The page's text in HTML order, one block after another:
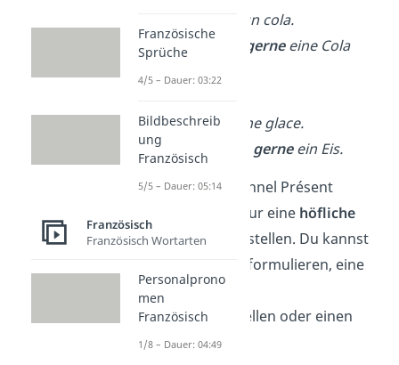
un cola.
→ Ich
würde gerneeine Cola
Jevoudrais
une glace.
→ Ich
möchte gerneein Eis.
Mit dem Conditionnel Présent
kannst du nicht nur eine höfliche
Frageoder
stellen. Du kannst
formulieren, eine
Vermutungoder
Hypotheseaufstellen oder einen
Wunschäußern.
Französische
Sprüche
4/5 – Dauer: 03:22
Bildbeschreib
ung
Französisch
5/5 – Dauer: 05:14
Französisch
Französisch Wortarten
Personalprono
men
Französisch
1/8 – Dauer: 04:49